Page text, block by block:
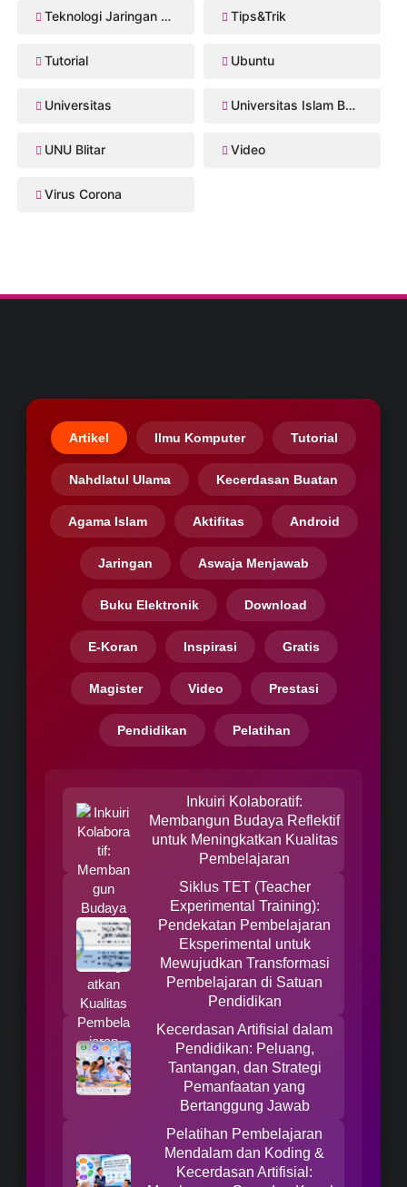
Teknologi Jaringan Kabel dan Nirkabel Tips&Trik
Tutorial Ubuntu
Universitas Universitas Islam Balitar
UNU Blitar Video
Virus Corona
Artikel Ilmu Komputer Tutorial
Nahdlatul Ulama Kecerdasan Buatan
Agama Islam Aktifitas Android
Jaringan Aswaja Menjawab
Buku Elektronik Download
E-Koran Inspirasi Gratis
Magister Video Prestasi
Pendidikan Pelatihan
Inkuiri Kolaboratif:
Membangun Budaya Reflektif
untuk Meningkatkan Kualitas
Pembelajaran
Siklus TET (Teacher
Experimental Training):
Pendekatan Pembelajaran
Eksperimental untuk
Mewujudkan Transformasi
Pembelajaran di Satuan
Pendidikan
Kecerdasan Artifisial dalam
Pendidikan: Peluang,
Tantangan, dan Strategi
Pemanfaatan yang
Bertanggung Jawab
Pelatihan Pembelajaran
Mendalam dan Koding &
Kecerdasan Artifisial: